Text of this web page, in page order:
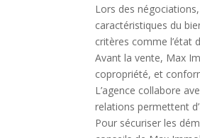
Lors des
caractéristiques du
critères comme l’état
Avant la vente, Max
copropriété, et
L’agence collabore
relations permettent d’
Pour sécuriser les